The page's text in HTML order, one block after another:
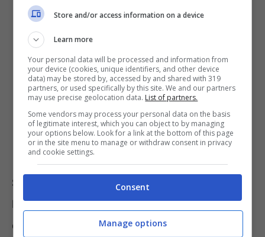
Se, poi, si decide di portare in detrazione
l’operazione, al momento della compilazione
della Dichiarazione dei Redditi, si potrà anche
Store and/or access information on a device
Learn more
Your personal data will be processed and information from
your device (cookies, unique identifiers, and other device
data) may be stored by, accessed by and shared with 319
partners, or used specifically by this site. We and our partners
may use precise geolocation data. List of partners.
Some vendors may process your personal data on the basis
of legitimate interest, which you can object to by managing
your options below. Look for a link at the bottom of this page
or in the site menu to manage or withdraw consent in privacy
and cookie settings.
Consent
Manage options